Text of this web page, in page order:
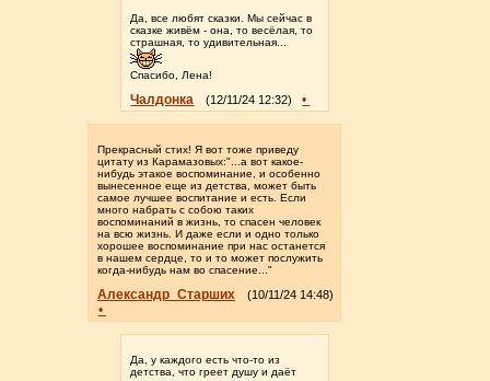
Да, все любят сказки. Мы сейчас в
сказке живём - она, то весёлая, то
страшная, то удивительная...
Спасибо, Лена!
Чалдонка (12/11/24 12:32) •
Прекрасный стих! Я вот тоже приведу
цитату из Карамазовых:"...а вот какое-
нибудь этакое воспоминание, и особенно
вынесенное еще из детства, может быть
самое лучшее воспитание и есть. Если
много набрать с собою таких
воспоминаний в жизнь, то спасен человек
на всю жизнь. И даже если и одно только
хорошее воспоминание при нас останется
в нашем сердце, то и то может послужить
когда-нибудь нам во спасение..."
Александр_Старших (10/11/24 14:48)
•
Да, у каждого есть что-то из
детства, что греет душу и даёт